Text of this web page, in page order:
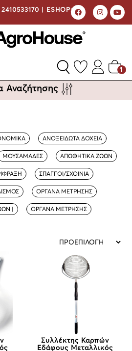
2410533170 | ESHOP:
1
Αναζήτησης
ΑΝΟΞΕΙΔΩΤΑ ΔΟΧΕΙΑ
ΜΟΥΣΑΜΑΔΕΣ ΑΠΩΘΗΤΙΚΑ ΖΩΩΝ
ΣΠΑΓΓΟΙ/ΣΧΟΙΝΙΑ
ΟΡΓΑΝΑ ΜΕΤΡΗΣΗΣ
| ΟΡΓΑΝΑ ΜΕΤΡΗΣΗΣ
Συλλέκτης Καρπών
Εδάφους Μεταλλικός